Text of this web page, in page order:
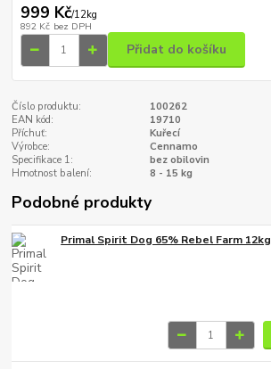
999 Kč/12kg
892 Kč bez DPH
Přidat do košíku
Číslo produktu:
100262
EAN kód:
19710
Příchuť:
Kuřecí
Výrobce:
Cennamo
Specifikace 1:
bez obilovin
Hmotnost balení:
8 - 15 kg
Podobné produkty
Primal Spirit Dog 65% Rebel Farm 12kg